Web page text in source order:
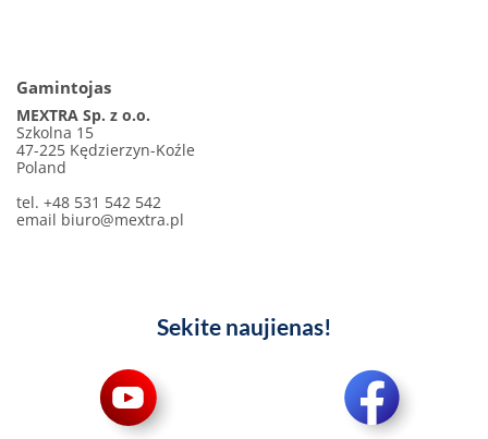
Gamintojas
MEXTRA Sp. z o.o.
Szkolna 15
47-225 Kędzierzyn-Koźle
Poland
tel. +48 531 542 542
email biuro@mextra.pl
Sekite naujienas!